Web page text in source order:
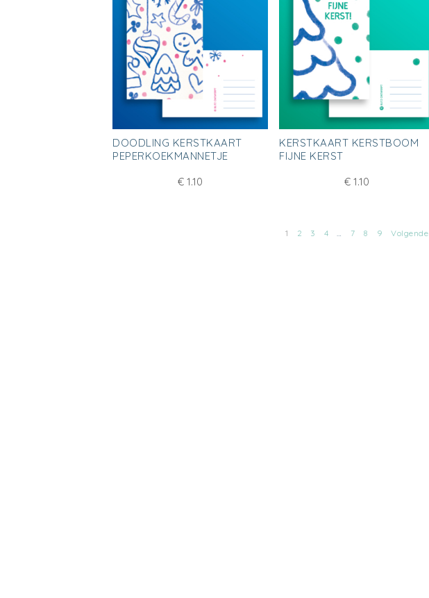
DOODLING KERSTKAART
PEPERKOEKMANNETJE
€ 1.10
KERSTKAART KERSTBOOM
FIJNE KERST
€ 1.10
1 2 3 4 … 7 8 9 Volgende